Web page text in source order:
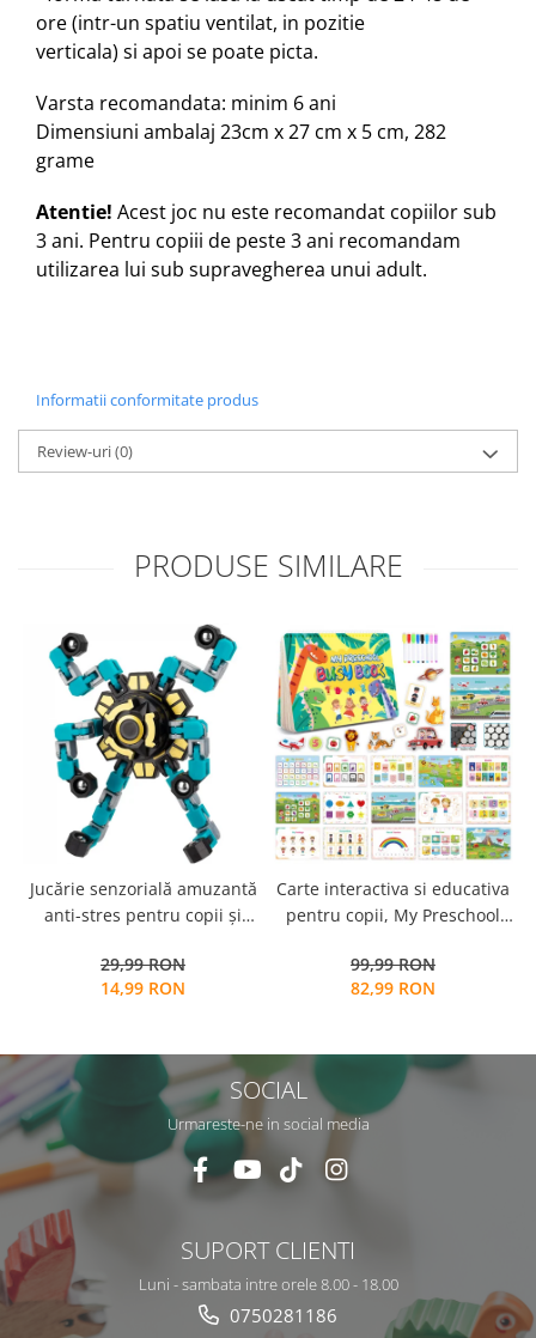
ore (intr-un spatiu ventilat, in pozitie
verticala) si apoi se poate picta.
Varsta recomandata: minim 6 ani
Dimensiuni ambalaj 23cm x 27 cm x 5 cm, 282
grame
Atentie! Acest joc nu este recomandat copiilor sub
3 ani. Pentru copiii de peste 3 ani recomandam
utilizarea lui sub supravegherea unui adult.
Informatii conformitate produs
Review-uri(0)
PRODUSE SIMILARE
Jucărie senzorială amuzantă
anti-stres pentru copii și
transformabil,
29,99 RON
14,99 RON
Carte interactiva si educativa
pentru copii, My Preschool
activitati multiple, stickere
repozitionabile, Limba
99,99 RON
82,99 RON
SOCIAL
Urmareste-ne in social media
SUPORT CLIENTI
Luni - sambata intre orele 8.00 - 18.00
0750281186